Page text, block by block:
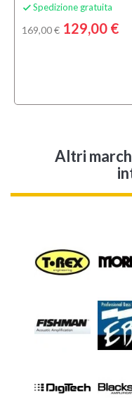
 Spedizione gratuita
169,00 € 129,00 €
Altri